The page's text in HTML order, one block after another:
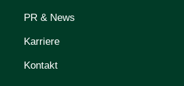
PR & News
Karriere
Kontakt